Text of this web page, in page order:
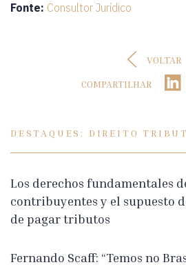
Fonte: Consultor Jurídico
VOLTAR
COMPARTILHAR
DESTAQUES: DIREITO
Los derechos fundamentales
contribuyentes y el supuesto
de pagar tributos
Fernando Scaff: “Temos no